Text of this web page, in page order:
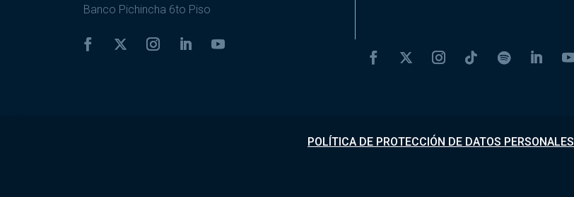
Banco Pichincha 6to Piso
POLÍTICA DE PROTECCIÓN DE DATOS PERSONALES